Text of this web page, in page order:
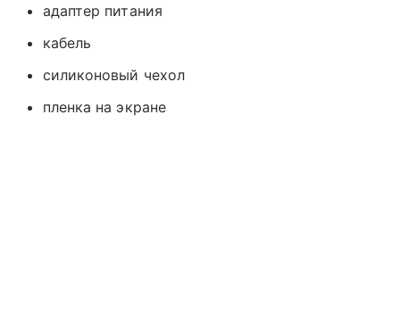
адаптер питания
кабель
силиконовый чехол
пленка на экране